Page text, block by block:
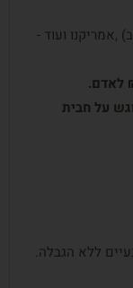
,אמריקנו ועוד -
לבקבוק (מוגש על חבית
ללא הגבלה.